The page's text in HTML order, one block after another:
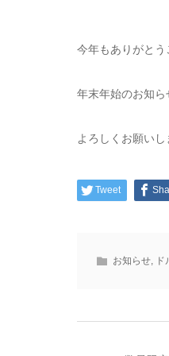
今年もありがとう
年末年始のお知ら
よろしくお願いし
Tweet
お知らせ